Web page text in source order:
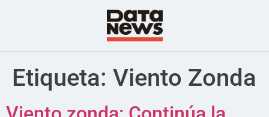
Etiqueta: Viento Zonda